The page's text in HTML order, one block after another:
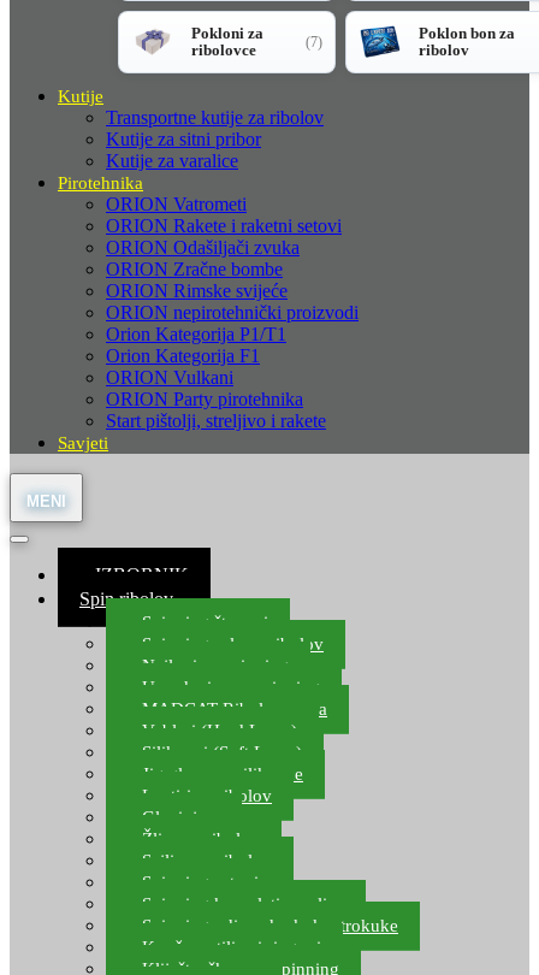
Pokloni za
ribolovce
(7)
Poklon bon za
ribolov
Kutije
Transportne kutije za ribolov
Kutije za sitni pribor
Kutije za varalice
Pirotehnika
ORION Vatrometi
ORION Rakete i raketni setovi
ORION Odašiljači zvuka
ORION Zračne bombe
ORION Rimske svijeće
ORION nepirotehnički proizvodi
Orion Kategorija P1/T1
Orion Kategorija F1
ORION Vulkani
ORION Party pirotehnika
Start pištolji, streljivo i rakete
Savjeti
≡ IZBORNIK
Spin ribolov
Spinning štapovi
Spinning role za ribolov
Najloni za spinning
Upredenice za spinning
MADCAT Ribolov soma
Vobleri (Hard Lures)
Silikonci (Soft Lures)
Jig glave za silikonce
Leptiri za ribolov
Glavinjare
Žlice za ribolov
Sajlice za ribolov
Spinning setovi
Spinning kompleti varalica
Spinning udice, dvokuke, trokuke
Kopče, vrtilice i ringovi
Kliješta, škare za spinning